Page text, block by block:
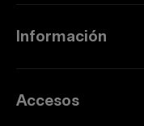
Información
Accesos